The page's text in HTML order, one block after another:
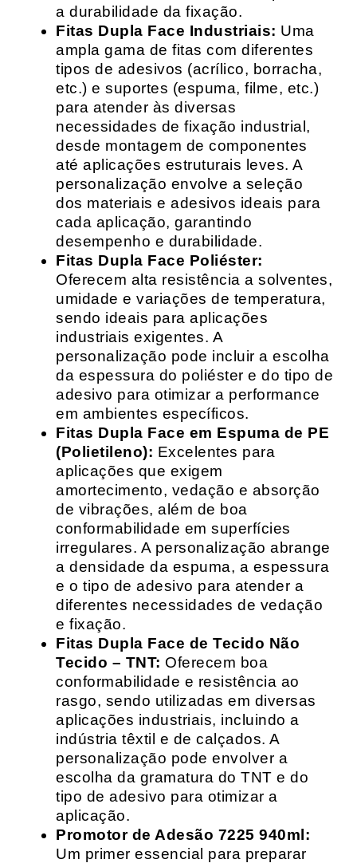
a durabilidade da fixação.
Fitas Dupla Face Industriais: Uma
ampla gama de fitas com diferentes
tipos de adesivos (acrílico, borracha,
etc.) e suportes (espuma, filme, etc.)
para atender às diversas
necessidades de fixação industrial,
desde montagem de componentes
até aplicações estruturais leves. A
personalização envolve a seleção
dos materiais e adesivos ideais para
cada aplicação, garantindo
desempenho e durabilidade.
Fitas Dupla Face Poliéster:
Oferecem alta resistência a solventes,
umidade e variações de temperatura,
sendo ideais para aplicações
industriais exigentes. A
personalização pode incluir a escolha
da espessura do poliéster e do tipo de
adesivo para otimizar a performance
em ambientes específicos.
Fitas Dupla Face em Espuma de PE
(Polietileno): Excelentes para
aplicações que exigem
amortecimento, vedação e absorção
de vibrações, além de boa
conformabilidade em superfícies
irregulares. A personalização abrange
a densidade da espuma, a espessura
e o tipo de adesivo para atender a
diferentes necessidades de vedação
e fixação.
Fitas Dupla Face de Tecido Não
Tecido – TNT: Oferecem boa
conformabilidade e resistência ao
rasgo, sendo utilizadas em diversas
aplicações industriais, incluindo a
indústria têxtil e de calçados. A
personalização pode envolver a
escolha da gramatura do TNT e do
tipo de adesivo para otimizar a
aplicação.
Promotor de Adesão 7225 940ml:
Um primer essencial para preparar